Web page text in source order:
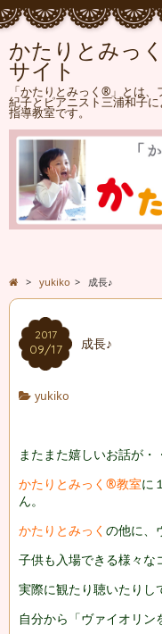
かたりとみっ
サイト
「かたりとみっく®」とは
紀子とピアニスト三浦和子
指導教室です。
> yukiko > 成長♪
2017
09/17 成長♪
yukiko
またまた嬉しいお話が・
かたりとみっく®教室に
ん。
かたりとみっく の他に、
子供も入場できる様々な
実際に観たり聴いたりし
自分から「ヴァイオリン